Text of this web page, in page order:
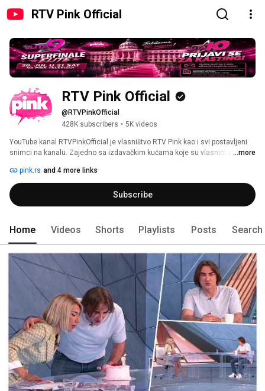
RTV Pink Official
RTV Pink Official
@RTVPinkOfficial
428K subscribers • 5K videos
YouTube kanal RTVPinkOfficial je vlasništvo RTV Pink kao i svi postavljeni
snimci na kanalu. Zajedno sa izdavačkim kućama koje su vlasnici audio
snimaka uklonimo sa ostalih YouTube kanala.
...more
pink.rs and 4 more links
Subscribe
Home Videos Shorts Playlists Posts Search